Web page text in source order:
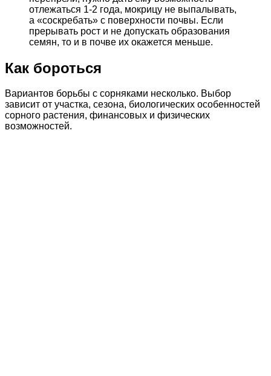
отлежаться 1-2 года, мокрицу не выпалывать,
а «соскребать» с поверхности почвы. Если
прерывать рост и не допускать образования
семян, то и в почве их окажется меньше.
Как бороться
Вариантов борьбы с сорняками несколько. Выбор
зависит от участка, сезона, биологических особенностей
сорного растения, финансовых и физических
возможностей.